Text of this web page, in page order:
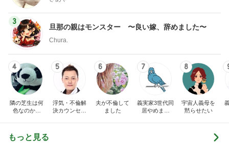
3
旦那の親はモンスター 〜良い嫁、辞めました〜
Chura.
4
隣の芝生は何
色なのか。
育て、時々美
容）
5
浮気・不倫解
決カウンセリ
6
夫が不倫して
ました
7
義実家3世代同
居やめまし
8
宇宙人義母を
黙らせたい
もっと見る